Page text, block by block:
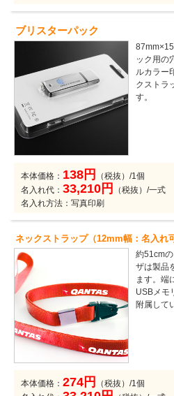
ブリスターパック
ック用の
ルカラー
クストラ
す。
本体価格： 138円
（税抜）/1個
名入れ代：33,210円
（税抜）/一式
名入れ方法：写真印刷
ネックストラップ（12mm幅：名入れ
約51cm
ザは製品
ます。端
USBメモ
附属して
本体価格：274円
（税抜）/1個